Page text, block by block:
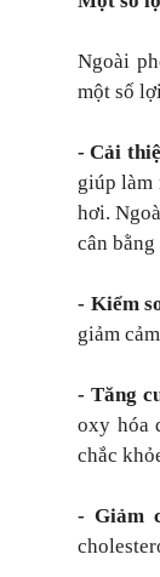
Ngoài
một số
- Cải
giúp làm
hơi.
cân
- Kiểm
giảm
- Tăng
oxy hóa
chắc
- Giảm